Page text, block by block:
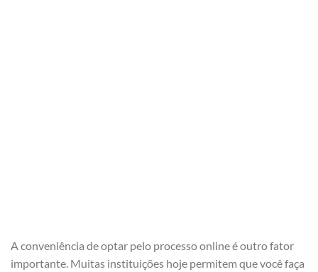
A conveniência de optar pelo processo online é outro fator
importante. Muitas instituições hoje permitem que você faça